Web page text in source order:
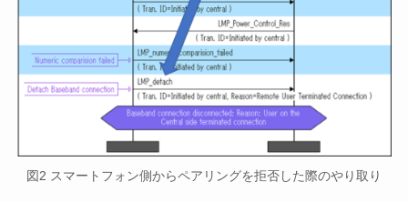
図2 スマートフォン側からペアリングを拒否した際のやり取り